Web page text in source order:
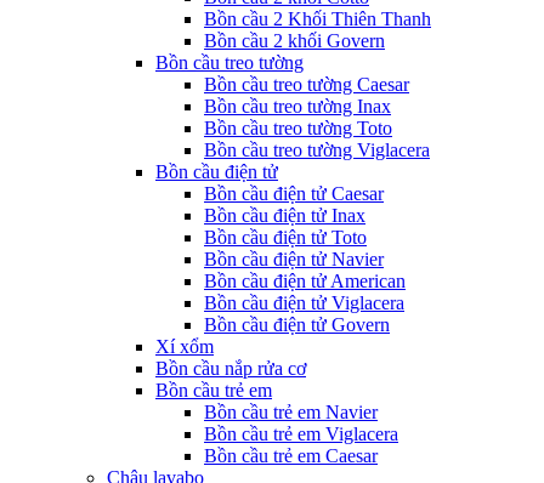
Bồn cầu 2 Khối Thiên Thanh
Bồn cầu 2 khối Govern
Bồn cầu treo tường
Bồn cầu treo tường Caesar
Bồn cầu treo tường Inax
Bồn cầu treo tường Toto
Bồn cầu treo tường Viglacera
Bồn cầu điện tử
Bồn cầu điện tử Caesar
Bồn cầu điện tử Inax
Bồn cầu điện tử Toto
Bồn cầu điện tử Navier
Bồn cầu điện tử American
Bồn cầu điện tử Viglacera
Bồn cầu điện tử Govern
Xí xổm
Bồn cầu nắp rửa cơ
Bồn cầu trẻ em
Bồn cầu trẻ em Navier
Bồn cầu trẻ em Viglacera
Bồn cầu trẻ em Caesar
Chậu lavabo